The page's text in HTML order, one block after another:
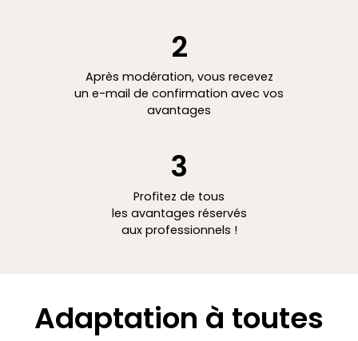
2
Après modération, vous recevez
un e-mail de confirmation avec vos
avantages
3
Profitez de tous
les avantages réservés
aux professionnels !
Adaptation à toutes